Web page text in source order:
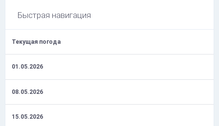
Быстрая навигация
Текущая погода
01.05.2026
08.05.2026
15.05.2026